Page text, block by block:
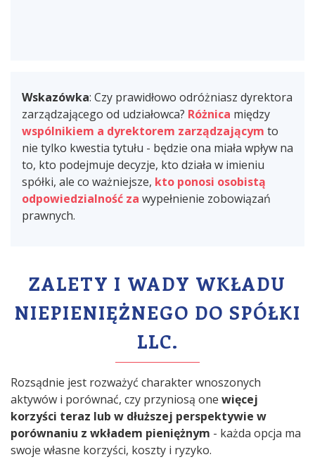
Wskazówka: Czy prawidłowo odróżniasz dyrektora
zarządzającego od udziałowca? Różnica między
wspólnikiem a dyrektorem zarządzającym to
nie tylko kwestia tytułu - będzie ona miała wpływ na
to, kto podejmuje decyzje, kto działa w imieniu
spółki, ale co ważniejsze, kto ponosi osobistą
odpowiedzialność za wypełnienie zobowiązań
prawnych.
ZALETY I WADY WKŁADU
NIEPIENIĘŻNEGO DO SPÓŁKI
LLC.
Rozsądnie jest rozważyć charakter wnoszonych
aktywów i porównać, czy przyniosą one więcej
korzyści teraz lub w dłuższej perspektywie w
porównaniu z wkładem pieniężnym - każda opcja ma
swoje własne korzyści, koszty i ryzyko.